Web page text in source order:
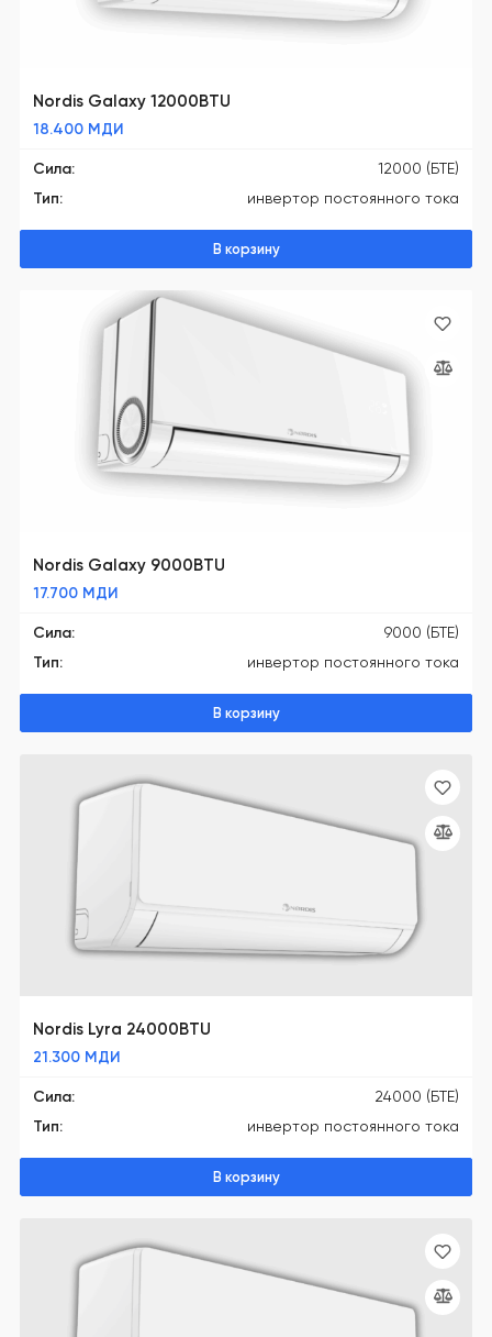
Nordis Galaxy 12000BTU
18.400 МДИ
Сила:
12000 (БТЕ)
Тип: инвертор постоянного тока
В корзину
Nordis Galaxy 9000BTU
17.700 МДИ
Сила:
9000 (БТЕ)
Тип: инвертор постоянного тока
В корзину
Nordis Lyra 24000BTU
21.300 МДИ
Сила:
24000 (БТЕ)
Тип: инвертор постоянного тока
В корзину